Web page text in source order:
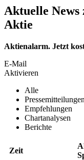
Aktuelle
Aktie
Aktienalarm. Jetzt
E-Mail
Aktivieren
Alle
Pressemitteilungen
Empfehlungen
Chartanalysen
Berichte
Zeit